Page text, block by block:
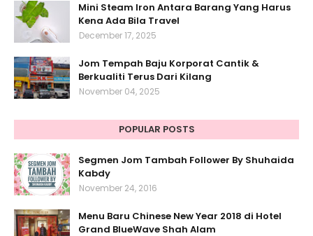
Mini Steam Iron Antara Barang Yang Harus
Kena Ada Bila Travel
December 17, 2025
Jom Tempah Baju Korporat Cantik &
Berkualiti Terus Dari Kilang
November 04, 2025
POPULAR POSTS
Segmen Jom Tambah Follower By Shuhaida
Kabdy
November 24, 2016
Menu Baru Chinese New Year 2018 di Hotel
Grand BlueWave Shah Alam